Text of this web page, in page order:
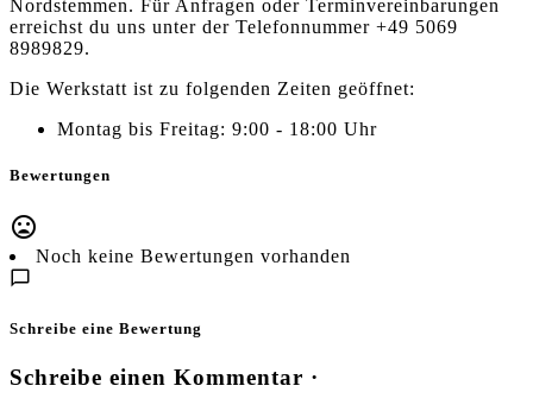
Nordstemmen. Für Anfragen oder Terminvereinbarungen
erreichst du uns unter der Telefonnummer +49 5069
8989829.
Die Werkstatt ist zu folgenden Zeiten geöffnet:
Montag bis Freitag: 9:00 - 18:00 Uhr
Bewertungen
Noch keine Bewertungen vorhanden
Schreibe eine Bewertung
Schreibe einen Kommentar ·